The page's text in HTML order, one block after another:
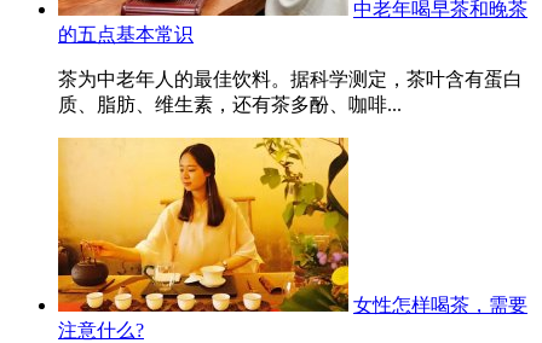
中老年喝早茶和晚茶
的五点基本常识
茶为中老年人的最佳饮料。据科学测定，茶叶含有蛋白
质、脂肪、维生素，还有茶多酚、咖啡...
女性怎样喝茶，需要
注意什么?